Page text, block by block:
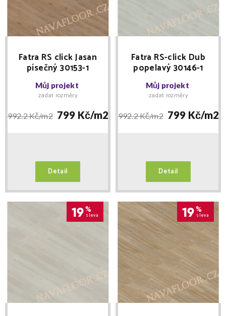
Fatra RS click Jasan
písečný 30153-1
Můj projekt
zadat rozměry
992.2 Kč/m2 799 Kč/m2
Detail
Fatra RS-click Dub
popelavý 30146-1
Můj projekt
zadat rozměry
992.2 Kč/m2 799 Kč/m2
Detail
19%
sleva 19%
sleva